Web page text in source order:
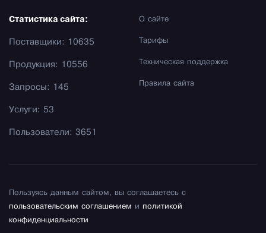
О сайте
Тарифы
Техническая поддержка
Правила сайта
Статистика сайта:
Поставщики: 10635
Продукция: 10556
Запросы: 145
Услуги: 53
Пользователи: 3651
Пользуясь данным сайтом, вы соглашаетесь с
пользовательским соглашением и политикой
конфиденциальности